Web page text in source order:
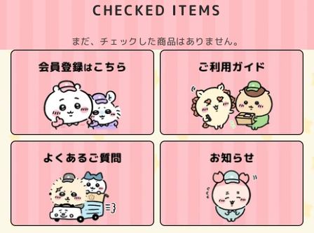
CHECKED ITEMS
まだ、チェックした商品はありません。